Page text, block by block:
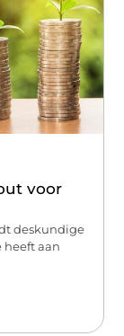
voor
deskundige
heeft aan